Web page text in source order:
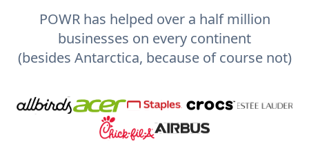
POWR has helped over a half million
businesses on every continent
(besides Antarctica, because of course not)